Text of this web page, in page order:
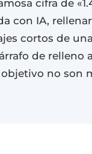
cifra de
con IA,
cortos de
de relleno
no son